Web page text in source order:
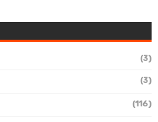
(3)
(3)
(116)